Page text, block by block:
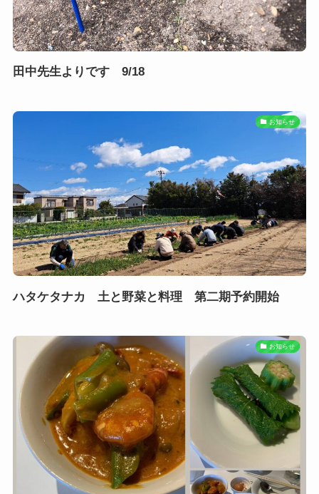
田中先生よりです 9/18
お知らせ
ハタケタナカ 土と野菜と料理 第二期予約開始
お知らせ